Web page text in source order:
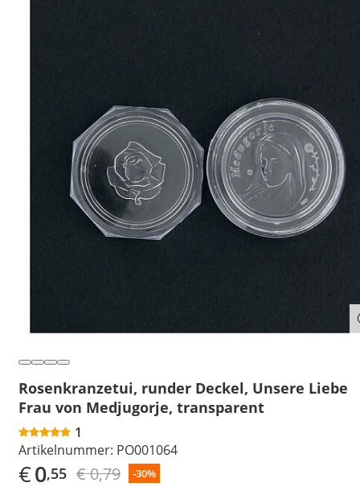
Rosenkranzetui, runder Deckel, Unsere Liebe
Frau von Medjugorje, transparent
1
Artikelnummer: PO001064
€0,55 € 0,79 -30%